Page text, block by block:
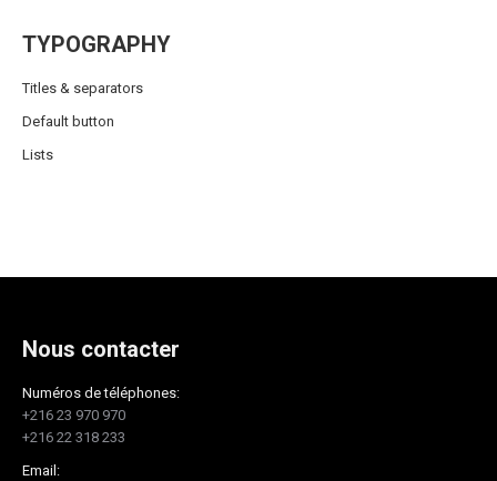
TYPOGRAPHY
Titles & separators
Default button
Lists
Nous contacter
Numéros de téléphones:
+216 23 970 970
+216 22 318 233
Email: